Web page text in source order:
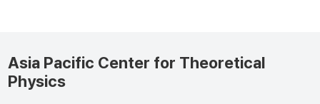
Asia Pacific Center for Theoretical
Physics